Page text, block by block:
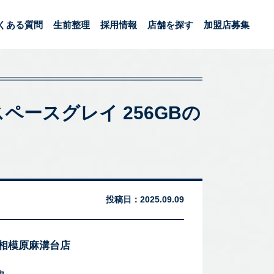
ある質問 生前整理 採用情報 店舗を探す 加盟店募集
ースグレイ 256GBの
投稿日： 2025.09.09
模原麻溝台店